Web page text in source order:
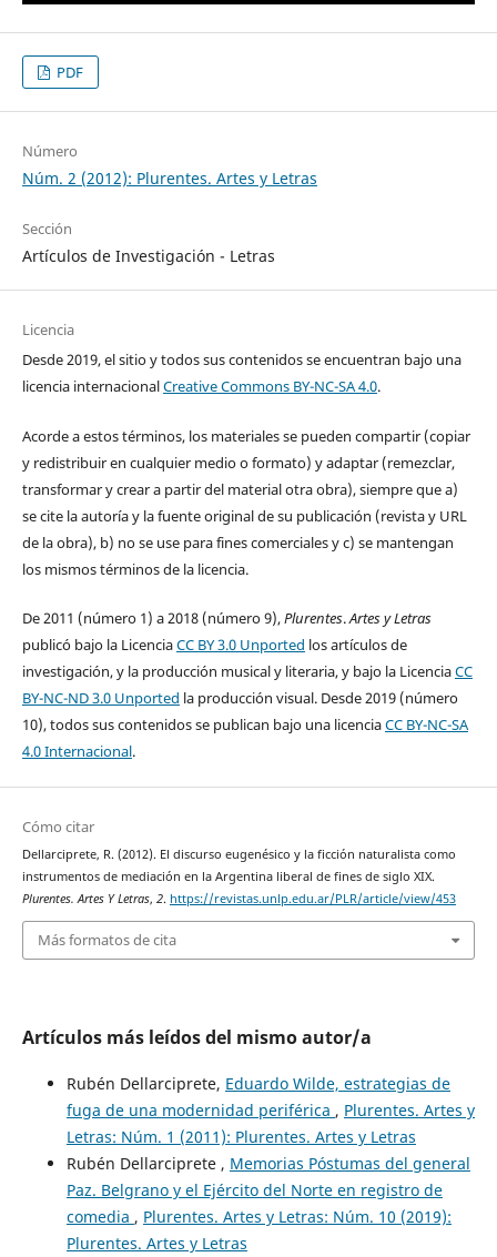
PDF
Número
Núm. 2 (2012): Plurentes. Artes y Letras
Sección
Artículos de Investigación - Letras
Licencia
Desde 2019, el sitio y todos sus contenidos se encuentran bajo una
licencia internacionalCreative Commons BY-NC-SA 4.0.
Acorde a estos términos, los materiales se pueden compartir (copiar
y redistribuir en cualquier medio o formato) y adaptar (remezclar,
transformar y crear a partir del material otra obra), siempre que a)
se cite la autoría y la fuente original de su publicación (revista y URL
de la obra), b) no se use para fines comerciales y c) se mantengan
los mismos términos de la licencia.
De 2011 (número 1) a 2018 (número 9),Plurentes.Artes y Letras
publicó bajo la LicenciaCC BY 3.0 Unported los artículos de
investigación, y la producción musical y literaria, y bajo la LicenciaCC
BY-NC-ND 3.0 Unported la producción visual. Desde 2019 (número
10), todos sus contenidos se publican bajo una licenciaCC BY-NC-SA
4.0 Internacional.
Cómo citar
Dellarciprete, R. (2012). El discurso eugenésico y la ficción naturalista como
instrumentos de mediación en la Argentina liberal de fines de siglo XIX.
Plurentes. Artes Y Letras, 2. https://revistas.unlp.edu.ar/PLR/article/view/453
Más formatos de cita
Artículos más leídos del mismo autor/a
Rubén Dellarciprete, Eduardo Wilde, estrategias de
fuga de una modernidad periférica , Plurentes. Artes y
Letras: Núm. 1 (2011): Plurentes. Artes y Letras
Rubén Dellarciprete , Memorias Póstumas del general
Paz. Belgrano y el Ejército del Norte en registro de
comedia , Plurentes. Artes y Letras: Núm. 10 (2019):
Plurentes. Artes y Letras